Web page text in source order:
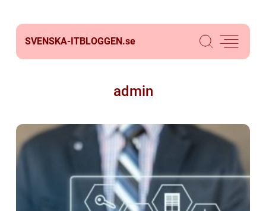
SVENSKA-ITBLOGGEN.se
admin